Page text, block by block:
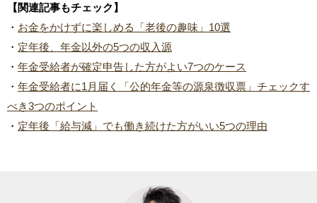
【関連記事もチェック】
・ お金をかけずに楽しめる「老後の趣味」10選
・ 定年後、年金以外の5つの収入源
・ 年金受給者が確定申告した方がよい7つのケース
・ 年金受給者に1月届く「公的年金等の源泉徴収票」チェックす
べき3つのポイント
・ 定年後「給与減」でも働き続けた方がいい5つの理由